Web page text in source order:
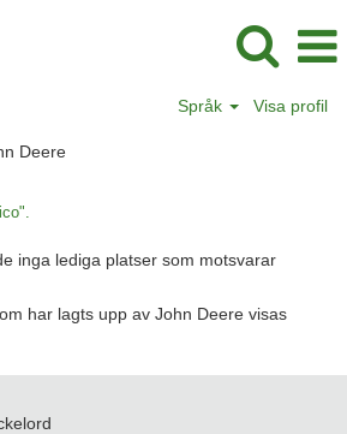
Språk Visa profil
Deere(aktuell
inga lediga platser som motsvarar
har lagts upp av John Deere visas